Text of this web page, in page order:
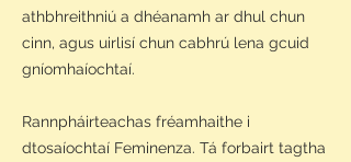
athbhreithniú a dhéanamh ar dhul chun
cinn, agus uirlisí chun cabhrú lena gcuid
gníomhaíochtaí.
Rannpháirteachas fréamhaithe i
dtosaíochtaí Feminenza. Tá forbairt tagtha